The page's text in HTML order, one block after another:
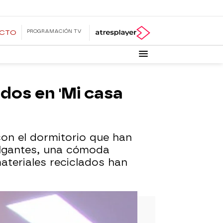
PROGRAMACIÓN TV
en 'Mi casa
el dormitorio que han
una cómoda
reciclados han